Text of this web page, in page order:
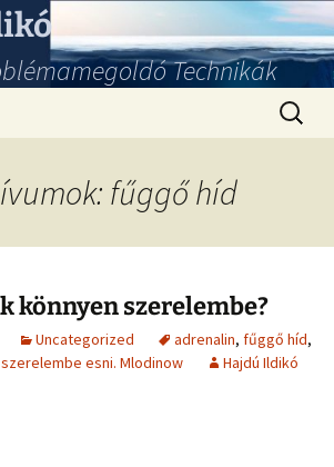
Technikák
fűggő híd
könnyen szerelembe?
Uncategorized adrenalin, fűggő híd,
szerelembe esni. Mlodinow Hajdú Ildikó